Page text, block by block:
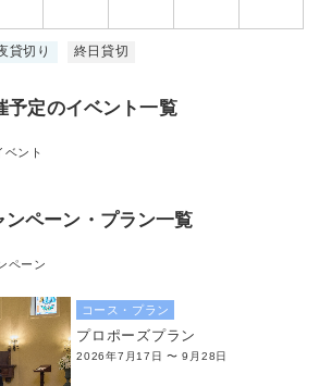
貸切り 終日貸切
予定のイベント一覧
ベント
ンペーン・プラン一覧
ペーン
コース・プラン
プロポーズプラン
2026年7月17日 〜 9月28日